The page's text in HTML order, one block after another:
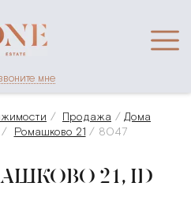
мне
Продажа
Дома
Ромашково 21 8047
21, ID